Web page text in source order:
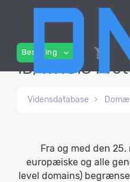
Bestilling expand_more shopping_cart
ID/WHOIS
Vidensdatabase
Fra og med den
europæiske og alle
level domains)